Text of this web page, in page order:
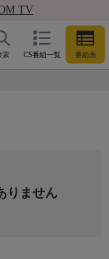
TV
CS番組一覧 番組表
索
りません